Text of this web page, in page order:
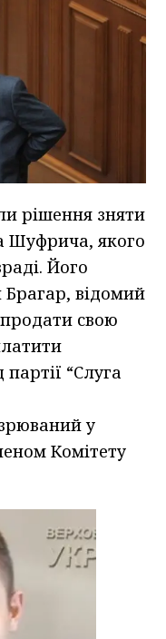
рішення зняти
Шуфрича, якого
Його
Брагар, відомий
свою
“Слуга
у
Комітету